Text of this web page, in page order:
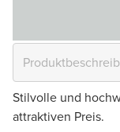
Stilvolle und
attraktiven Preis.